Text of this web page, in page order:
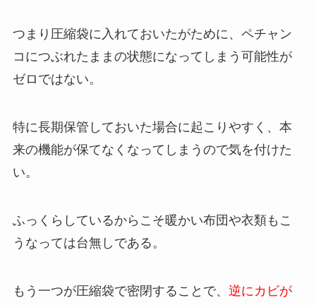
つまり圧縮袋に入れておいたがために、ペチャン
コにつぶれたままの状態になってしまう可能性が
ゼロではない。
特に長期保管しておいた場合に起こりやすく、本
来の機能が保てなくなってしまうので気を付けた
い。
ふっくらしているからこそ暖かい布団や衣類もこ
うなっては台無しである。
もう一つが圧縮袋で密閉することで、 逆にカビが